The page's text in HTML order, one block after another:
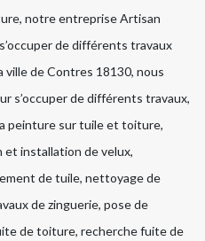
notre entreprise Artisan
de différents travaux
ville de Contres 18130, nous
s’occuper de différents travaux,
peinture sur tuile et toiture,
et installation de velux,
de tuile, nettoyage de
de zinguerie, pose de
de toiture, recherche fuite de